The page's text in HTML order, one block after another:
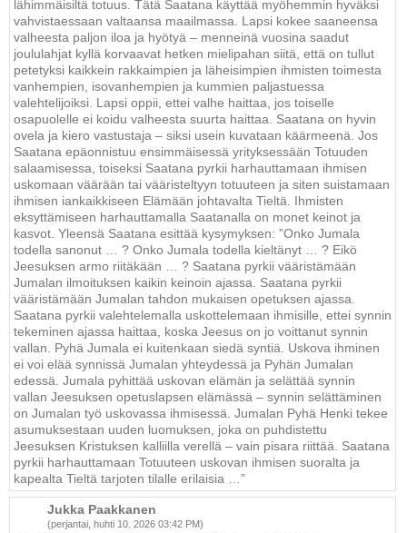
lähimmäisiltä totuus. Tätä Saatana käyttää myöhemmin hyväksi
vahvistaessaan valtaansa maailmassa. Lapsi kokee saaneensa
valheesta paljon iloa ja hyötyä – menneinä vuosina saadut
joululahjat kyllä korvaavat hetken mielipahan siitä, että on tullut
petetyksi kaikkein rakkaimpien ja läheisimpien ihmisten toimesta
vanhempien, isovanhempien ja kummien paljastuessa
valehtelijoiksi. Lapsi oppii, ettei valhe haittaa, jos toiselle
osapuolelle ei koidu valheesta suurta haittaa. Saatana on hyvin
ovela ja kiero vastustaja – siksi usein kuvataan käärmeenä. Jos
Saatana epäonnistuu ensimmäisessä yrityksessään Totuuden
salaamisessa, toiseksi Saatana pyrkii harhauttamaan ihmisen
uskomaan väärään tai vääristeltyyn totuuteen ja siten suistamaan
ihmisen iankaikkiseen Elämään johtavalta Tieltä. Ihmisten
eksyttämiseen harhauttamalla Saatanalla on monet keinot ja
kasvot. Yleensä Saatana esittää kysymyksen: ”Onko Jumala
todella sanonut … ? Onko Jumala todella kieltänyt … ? Eikö
Jeesuksen armo riitäkään … ? Saatana pyrkii vääristämään
Jumalan ilmoituksen kaikin keinoin ajassa. Saatana pyrkii
vääristämään Jumalan tahdon mukaisen opetuksen ajassa.
Saatana pyrkii valehtelemalla uskottelemaan ihmisille, ettei synnin
tekeminen ajassa haittaa, koska Jeesus on jo voittanut synnin
vallan. Pyhä Jumala ei kuitenkaan siedä syntiä. Uskova ihminen
ei voi elää synnissä Jumalan yhteydessä ja Pyhän Jumalan
edessä. Jumala pyhittää uskovan elämän ja selättää synnin
vallan Jeesuksen opetuslapsen elämässä – synnin selättäminen
on Jumalan työ uskovassa ihmisessä. Jumalan Pyhä Henki tekee
asumuksestaan uuden luomuksen, joka on puhdistettu
Jeesuksen Kristuksen kalliilla verellä – vain pisara riittää. Saatana
pyrkii harhauttamaan Totuuteen uskovan ihmisen suoralta ja
kapealta Tieltä tarjoten tilalle erilaisia …”
Jukka Paakkanen
(perjantai, huhti 10. 2026 03:42 PM)